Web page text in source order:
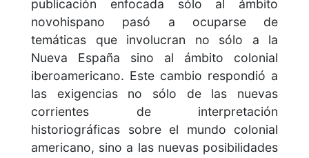
publicación enfocada sólo al ámbito
novohispano pasó a ocuparse de
temáticas que involucran no sólo a la
Nueva España sino al ámbito colonial
iberoamericano. Este cambio respondió a
las exigencias no sólo de las nuevas
corrientes de interpretación
historiográficas sobre el mundo colonial
americano, sino a las nuevas posibilidades